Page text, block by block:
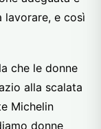
lavorare, e così
che le donne
alla scalata
Michelin
donne